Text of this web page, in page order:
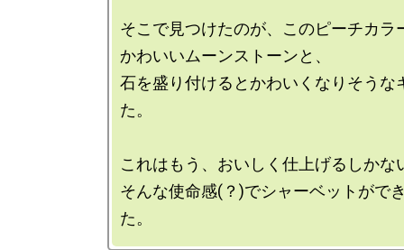
そこで見つけたのが、このピーチカラ
かわいいムーンストーンと、
石を盛り付けるとかわいくなりそうな
た。
これはもう、おいしく仕上げるしかな
そんな使命感(？)でシャーベットがで